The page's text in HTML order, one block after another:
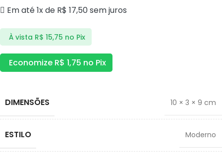
Em até 1x de R$ 17,50sem juros
À vista R$ 15,75 no Pix
Economize R$ 1,75 no Pix
DIMENSÕES 10 × 3 × 9 cm
ESTILO Moderno